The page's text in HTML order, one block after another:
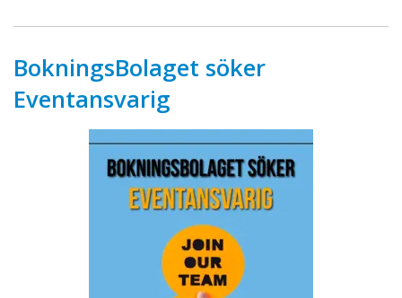
BokningsBolaget söker
Eventansvarig